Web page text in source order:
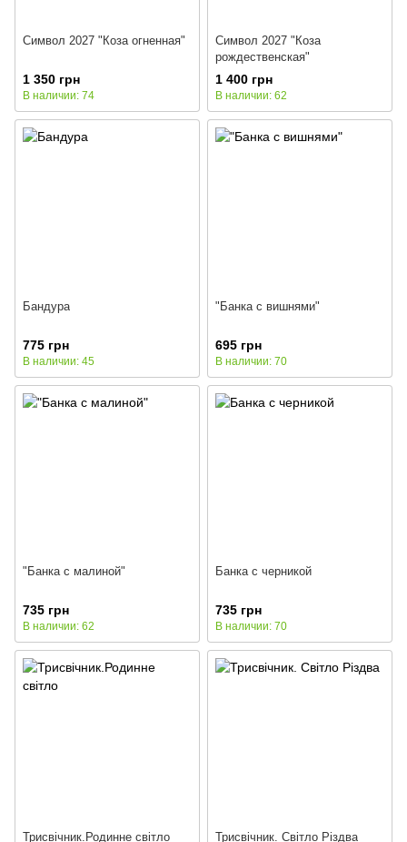
Символ 2027 "Коза огненная"
1 350 грн
В наличии: 74
Символ 2027 "Коза
рождественская"
1 400 грн
В наличии: 62
Бандура
775 грн
В наличии: 45
"Банка с вишнями"
695 грн
В наличии: 70
"Банка с малиной"
735 грн
В наличии: 62
Банка с черникой
735 грн
В наличии: 70
Трисвічник.Родинне світло Трисвічник. Світло Різдва